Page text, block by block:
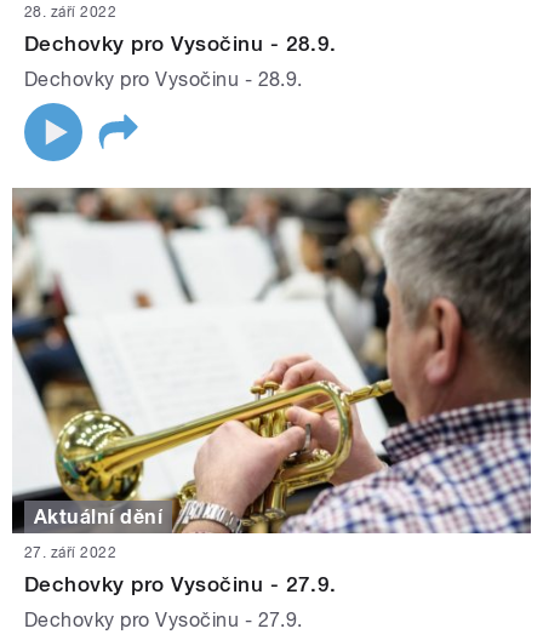
28. září 2022
Dechovky pro Vysočinu - 28.9.
Dechovky pro Vysočinu - 28.9.
Aktuální dění
27. září 2022
Dechovky pro Vysočinu - 27.9.
Dechovky pro Vysočinu - 27.9.